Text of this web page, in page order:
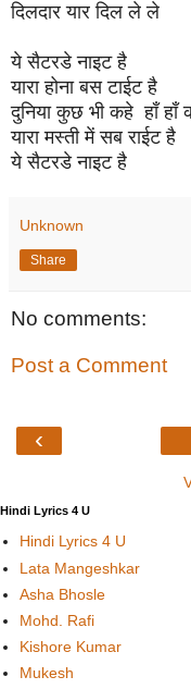
दिलदार यार दिल ले ले
ये सैटरडे नाइट है
यारा होना बस टाईट है
दुनिया कुछ भी कहे हाँ हाँ
यारा मस्ती में सब राईट है
ये सैटरडे नाइट है
Unknown
Share
No comments:
Post a Comment
‹
Hindi Lyrics 4 U
Hindi Lyrics 4 U
Lata Mangeshkar
Asha Bhosle
Mohd. Rafi
Kishore Kumar
Mukesh